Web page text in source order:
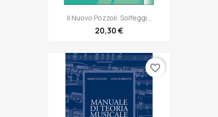
Il Nuovo Pozzoli: Solfeggi...
20,30 €
favorite_border